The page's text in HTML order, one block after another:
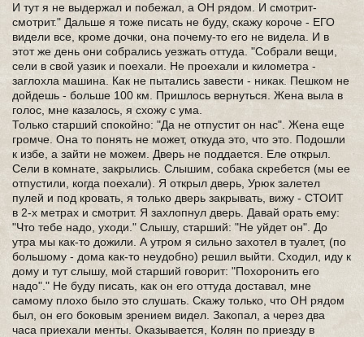
И тут я не выдержал и побежал, а ОН рядом. И смотрит-
смотрит." Дальше я тоже писать не буду, скажу короче - ЕГО
видели все, кроме дочки, она почему-то его не видела. И в
этот же день они собрались уезжать оттуда. "Собрали вещи,
сели в свой уазик и поехали. Не проехали и километра -
заглохла машина. Как не пытались завести - никак. Пешком не
дойдешь - больше 100 км. Пришлось вернуться. Жена выла в
голос, мне казалось, я схожу с ума.
Только старший спокойно: "Да не отпустит он нас". Жена еще
громче. Она то понять не может, откуда это, что это. Подошли
к избе, а зайти не можем. Дверь не поддается. Еле открыл.
Сели в комнате, закрылись. Слышим, собака скребется (мы ее
отпустили, когда поехали). Я открыл дверь, Урюк залетел
пулей и под кровать, я только дверь закрывать, вижу - СТОИТ
в 2-х метрах и смотрит. Я захлопнул дверь. Давай орать ему:
"Что тебе надо, уходи." Слышу, старший: "Не уйдет он". До
утра мы как-то дожили. А утром я сильно захотел в туалет, (по
большому - дома как-то неудобно) решил выйти. Сходил, иду к
дому и тут слышу, мой старший говорит: "Похоронить его
надо"." Не буду писать, как он его оттуда доставал, мне
самому плохо было это слушать. Скажу только, что ОН рядом
был, он его боковым зрением видел. Закопал, а через два
часа приехали менты. Оказывается, Колян по приезду в